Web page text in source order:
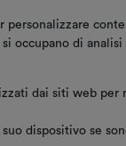
occupano di
dai siti web
dispositivo se